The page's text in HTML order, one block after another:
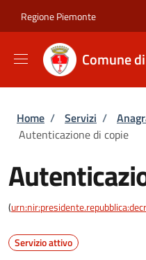
Regione Piemonte
Comune
Briciole di
Home / Servizi /
Autenticazione di copie
(
Servizio attivo